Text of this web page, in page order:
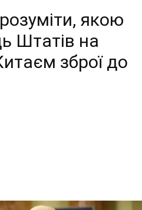
якою
Штатів на
зброї до